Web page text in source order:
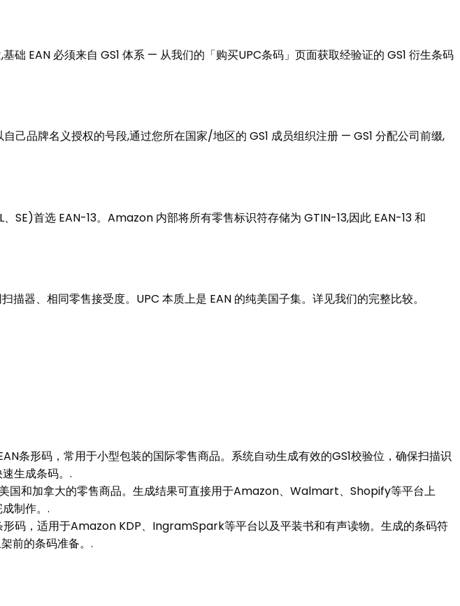
础 EAN 必须来自 GS1 体系 — 从我们的「购买UPC条码」页面获取经验证的 GS1 衍生条码
品牌名义授权的号段,通过您所在国家/地区的 GS1 成员组织注册 — GS1 分配公司前缀,
SE)首选 EAN-13。Amazon 内部将所有零售标识符存储为 GTIN-13,因此 EAN-13 和
描器、相同零售接受度。UPC 本质上是 EAN 的纯美国子集。详见我们的完整比较。
条形码，常用于小型包装的国际零售商品。系统自动生成有效的GS1校验位，确保扫描识
生成条码。 .
国和加拿大的零售商品。生成结果可直接用于Amazon、Walmart、Shopify等平台上
制作。 .
码，适用于Amazon KDP、IngramSpark等平台以及平装书和有声读物。生成的条码符
前的条码准备。 .